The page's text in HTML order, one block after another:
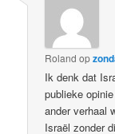
Roland op
Ik denk dat
publieke
ander verhaal
Israël zonder